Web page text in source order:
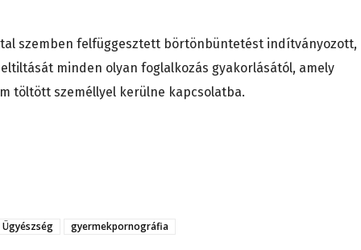
szemben felfüggesztett börtönbüntetést indítványozott,
minden olyan foglalkozás gyakorlásától, amely
töltött személlyel kerülne kapcsolatba.
Ügyészség gyermekpornográfia